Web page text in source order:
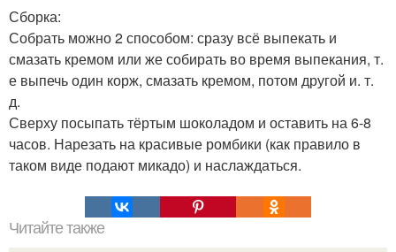
Сборка:
Собрать можно 2 способом: сразу всё выпекать и
смазать кремом или же собирать во время выпекания, т.
е выпечь один корж, смазать кремом, потом другой и. т.
д.
Сверху посыпать тёртым шоколадом и оставить на 6-8
часов. Нарезать на красивые ромбики (как правило в
таком виде подают микадо) и наслаждаться.
Читайте также